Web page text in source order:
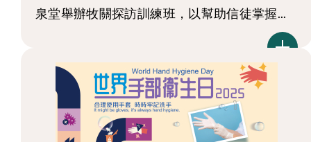
泉堂舉辦牧關探訪訓練班，以幫助信徒掌握...